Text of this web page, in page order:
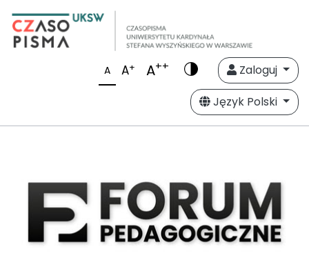
A A+ A++
Zaloguj
Język Polski